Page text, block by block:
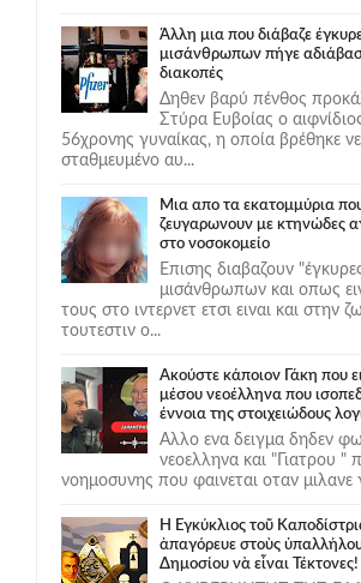
Άλλη μια που διάβαζε
μισάνθρωπων πήγε
διακοπές
Δηθεν βαρύ πένθος
Στύρα Ευβοίας ο
56χρονης γυναίκας, η οποία βρέθηκε
σταθμευμένο αυ...
Μια απο τα εκατομμύρια
ζευγαρωνουν με κτηνώδες
στο νοσοκομείο
Επισης διαβαζουν
μισάνθρωπων και οπως
τους στο ιντερνετ ετσι ειναι και στην
τουτεστιν ο...
Ακούστε κάποιον Γάκη που
μέσου νεοέλληνα που
έννοια της στοιχειώδους
Αλλο ενα δειγμα δηδεν
νεοελληνα και "Γιατρου "
νοημοσυνης που φαινεται οταν μιλανε
Ἡ Ἐγκύκλιος τοῦ
ἀπαγόρευε στοὺς
Δημοσίου νὰ εἶναι Τέκτονες!